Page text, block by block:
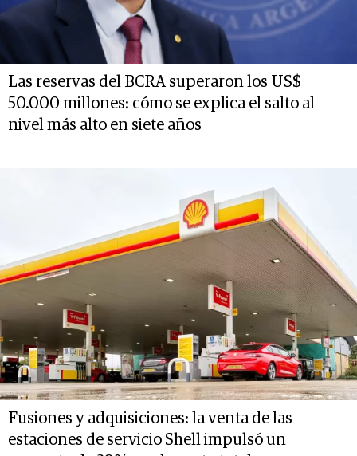
Las reservas del BCRA superaron los US$
50.000 millones: cómo se explica el salto al
nivel más alto en siete años
Fusiones y adquisiciones: la venta de las
estaciones de servicio Shell impulsó un